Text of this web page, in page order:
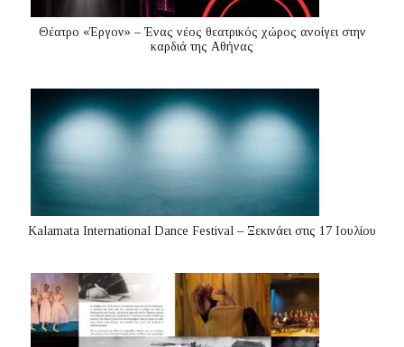
Θέατρο «Έργον» – Ένας νέος θεατρικός χώρος ανοίγει στην
καρδιά της Αθήνας
Kalamata International Dance Festival – Ξεκινάει στις 17 Ιουλίου